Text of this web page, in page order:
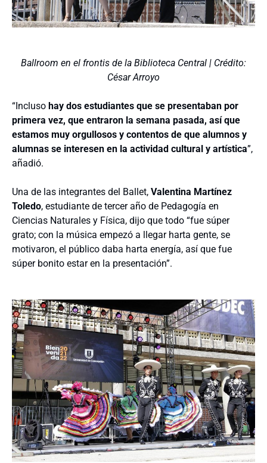
Ballroom en el frontis de la Biblioteca Central | Crédito:
César Arroyo
“Incluso hay dos estudiantes que se presentaban por
primera vez, que entraron la semana pasada, así que
estamos muy orgullosos y contentos de que alumnos y
alumnas se interesen en la actividad cultural y artística”,
añadió.
Una de las integrantes del Ballet, Valentina Martínez
Toledo, estudiante de tercer año de Pedagogía en
Ciencias Naturales y Física, dijo que todo “fue súper
grato; con la música empezó a llegar harta gente, se
motivaron, el público daba harta energía, así que fue
súper bonito estar en la presentación”.